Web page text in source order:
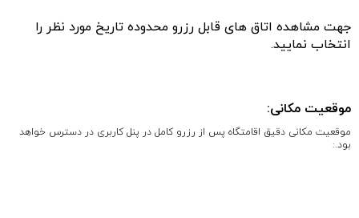
جهت مشاهده اتاق های قابل رزرو محدوده تاریخ مورد نظر را
انتخاب نمایید.
موقعیت مکانی:
موقعیت مکانی دقیق اقامتگاه پس از رزرو کامل در پنل کاربری در دسترس خواهد
بود.: